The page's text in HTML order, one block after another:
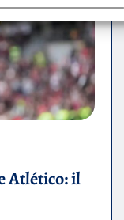
Atlético: il